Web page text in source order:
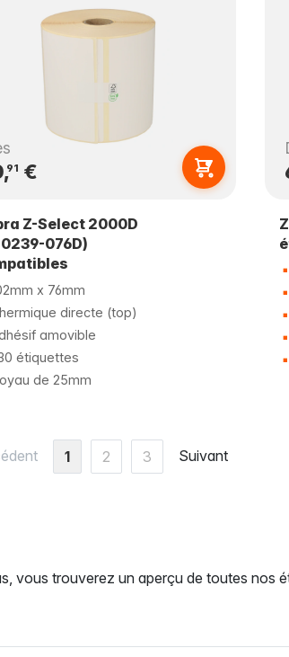
91 €
Z-Select 2000D
076D)
x 76mm
directe (top)
amovible
étiquettes
de 25mm
1 2 3 Suivant
vous trouverez un aperçu de toutes nos